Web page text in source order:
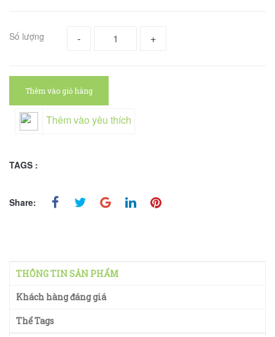
Số lượng - +
Thêm vào giỏ hàng
Thêm vào yêu thích
TAGS :
Share:
THÔNG TIN SẢN PHẨM
Khách hàng đáng giá
Thể Tags